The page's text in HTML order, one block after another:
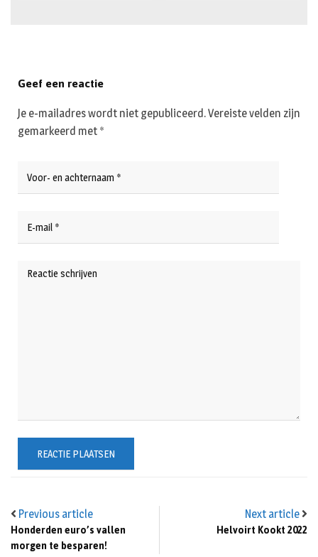
Previous article
Honderden euro’s vallen
morgen te besparen!
Next article
Helvoirt Kookt 2022
Geef een reactie
Je e-mailadres wordt niet gepubliceerd.Vereiste velden zijn
gemarkeerd met *